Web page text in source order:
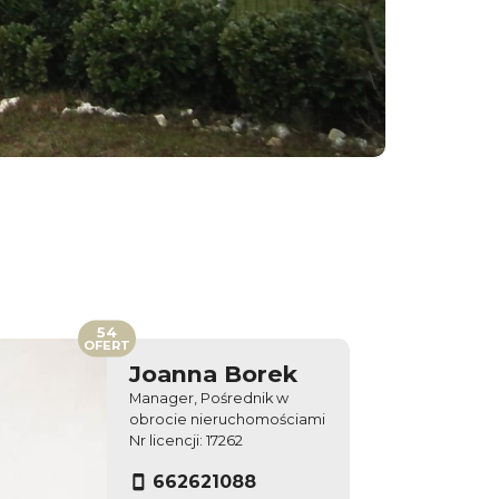
Joanna Borek
Manager, Pośrednik w
obrocie nieruchomościami
Nr licencji: 17262
662621088
54
OFERT